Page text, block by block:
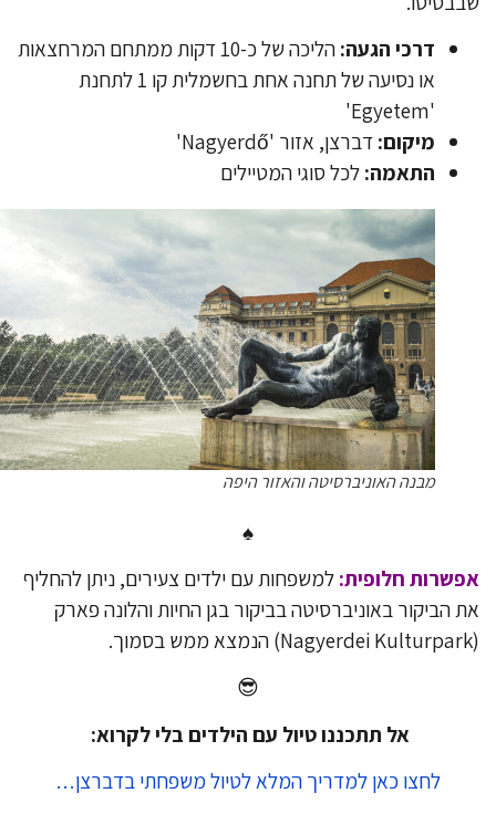
דרכי הגעה:
הליכה של כ-10 דקות ממתחם המרחצאות
או נסיעה של תחנה אחת בחשמלית קו 1 לתחנת
מיקום:דברצן, אזור 'Nagyerdő'
התאמה:לכל סוגי המטיילים
מבנה האוניברסיטה והאזור היפה
חלופית:למשפחות עם ילדים צעירים, ניתן להחליף
הביקור באוניברסיטה בביקור בגן החיות והלונה פארק
אל תתכננו טיול עם הילדים בלי לקרוא:
לחצו כאן למדריך המלא לטיול משפחתי בדברצן…